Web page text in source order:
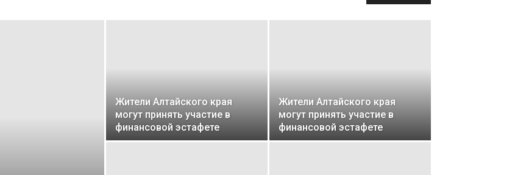
Жители Алтайского края
могут принять участие в
финансовой эстафете
Жители Алтайского края
могут принять участие в
финансовой эстафете